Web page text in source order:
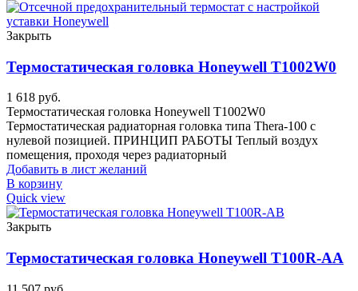
Закрыть
Термостатическая головка Honeywell T1002W0
1 618 руб.
Термостатическая головка Honeywell T1002W0
Термостатическая радиаторная головка типа Thera-100 с
нулевой позицией. ПРИНЦИП РАБОТЫ Теплый воздух
помещения, проходя через радиаторный
Добавить в лист желаний
В корзину
Quick view
Закрыть
Термостатическая головка Honeywell T100R-AA